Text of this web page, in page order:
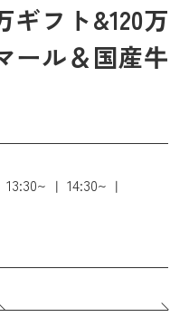
ギフト&120万
ール＆国産牛
13:30~
14:30~